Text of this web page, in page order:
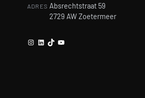
ADRES Absrechtstraat 59
2729 AW Zoetermeer
Instagram
LinkedIn
TikTokYouTube